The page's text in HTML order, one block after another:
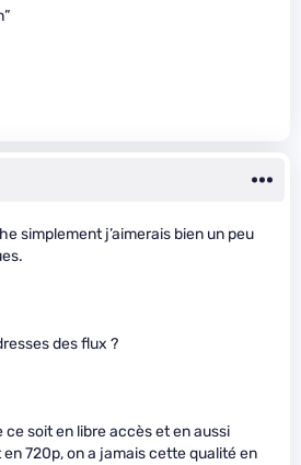
simplement j’aimerais bien un peu
des flux ?
soit en libre accès et en aussi
en 720p, on a jamais cette qualité en